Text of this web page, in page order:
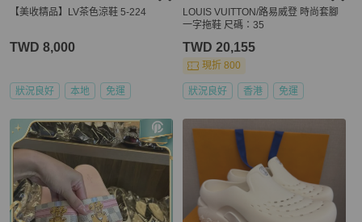
【美收精品】LV茶色涼鞋 5-224
TWD 8,000
狀況良好 本地 免運
LOUIS VUITTON/路易威登 時尚套腳
一字拖鞋 尺碼：35
TWD 20,155
現折 800
狀況良好 香港 免運